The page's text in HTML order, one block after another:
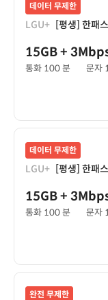
데이터 무제한
LGU+ [평생] 한패
15GB+
통화 100 분 문자
데이터 무제한
LGU+ [평생] 한패
15GB+
통화 100 분 문자
완전 무제한